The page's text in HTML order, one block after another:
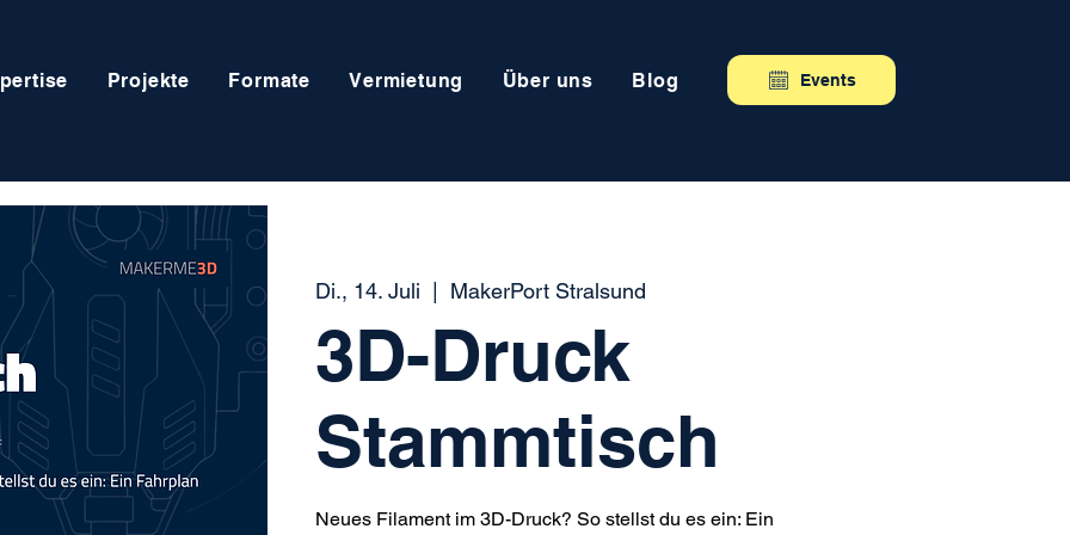
Projekte Formate Vermietung Über uns Blog Events
Di., 14. Juli MakerPort Stralsund
3D-Druck
Stammtisch
Neues Filament im 3D-Druck? So stellst du es ein: Ein